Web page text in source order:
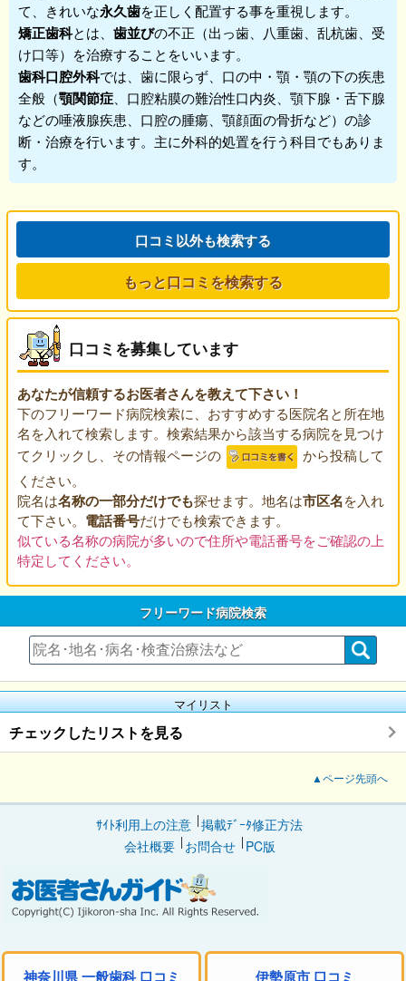
神奈川県 一般歯科 口コミ 伊勢原市 口コミ
て、きれいな永久歯を正しく配置する事を重視します。
矯正歯科とは、 歯並びの不正（出っ歯、八重歯、乱杭歯、受
け口等）を治療することをいいます。
歯科口腔外科では、歯に限らず、口の中・顎・顎の下の疾患
全般（顎関節症 、口腔粘膜の難治性口内炎、顎下腺・舌下腺
などの唾液腺疾患、口腔の腫瘍、顎顔面の骨折など）の診
断・治療を行います。主に外科的処置を行う科目でもありま
す。
口コミ以外も検索する
もっと口コミを検索する
口コミを募集しています
あなたが信頼するお医者さんを教えて下さい！
下のフリーワード病院検索に、おすすめする医院名と所在地
名を入れて検索します。検索結果から該当する病院を見つけ
てクリックし、その情報ページの
から投稿して
ください。
院名は名称の一部分だけでも探せます。地名は市区名を入れ
て下さい。 電話番号だけでも検索できます。
似ている名称の病院が多いので住所や電話番号をご確認の上
特定してください。
フリーワード病院検索
マイリスト
チェックしたリストを見る
▲ページ先頭へ
ｻｲﾄ利用上の注意 掲載ﾃﾞｰﾀ修正方法
会社概要
お問合せ PC版